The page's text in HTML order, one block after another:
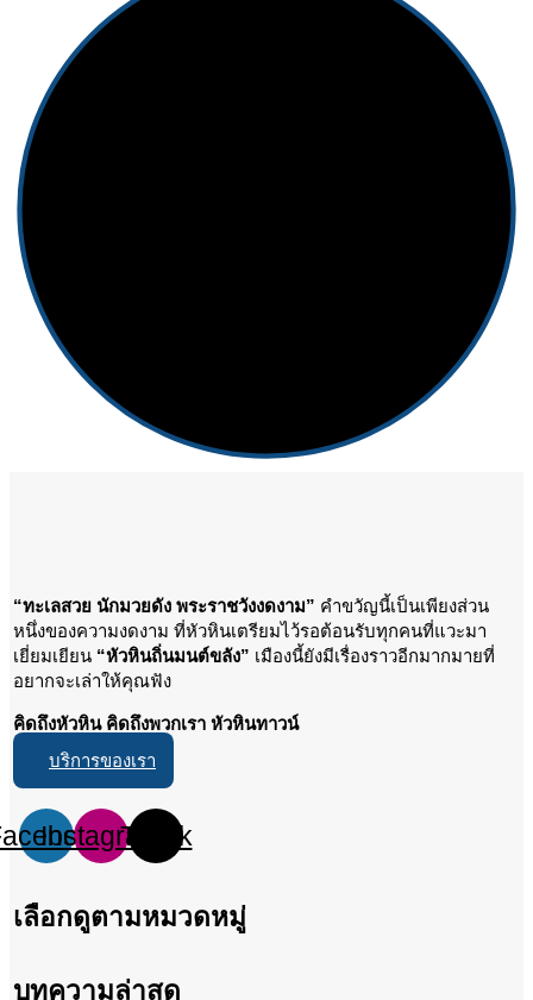
“ทะเลสวย นักมวยดัง พระราชวังงดงาม” คำขวัญนี้เป็นเพียงส่วน
หนึ่งของความงดงาม ที่หัวหินเตรียมไว้รอต้อนรับทุกคนที่แวะมา
เยี่ยมเยียน “หัวหินถิ่นมนต์ขลัง” เมืองนี้ยังมีเรื่องราวอีกมากมายที่
อยากจะเล่าให้คุณฟัง
คิดถึงหัวหิน คิดถึงพวกเรา หัวหินทาวน์
บริการของเรา
InstagramTiktok
เลือกดูตามหมวดหมู่
บทความล่าสุด